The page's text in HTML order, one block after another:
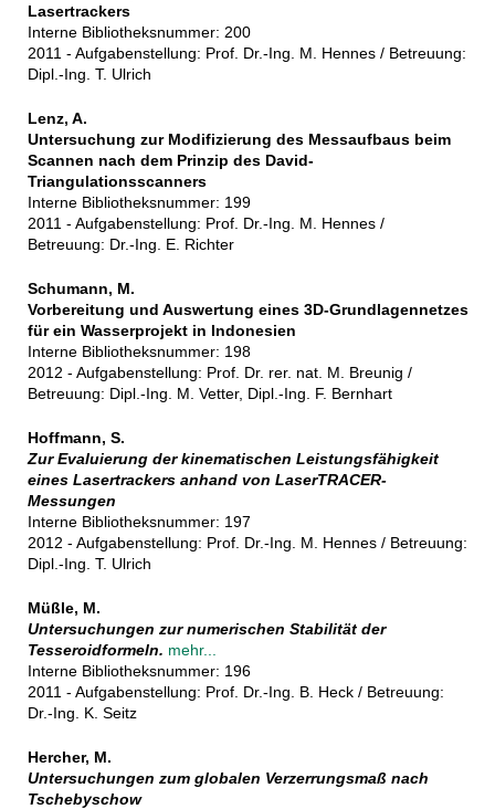
Lasertrackers
Interne Bibliotheksnummer: 200
2011 - Aufgabenstellung: Prof. Dr.-Ing. M. Hennes / Betreuung:
Dipl.-Ing. T. Ulrich
Lenz, A.
Untersuchung zur Modifizierung des Messaufbaus beim
Scannen nach dem Prinzip des David-
Triangulationsscanners
Interne Bibliotheksnummer: 199
2011 - Aufgabenstellung: Prof. Dr.-Ing. M. Hennes /
Betreuung: Dr.-Ing. E. Richter
Schumann, M.
Vorbereitung und Auswertung eines 3D-Grundlagennetzes
für ein Wasserprojekt in Indonesien
Interne Bibliotheksnummer: 198
2012 - Aufgabenstellung: Prof. Dr. rer. nat. M. Breunig /
Betreuung: Dipl.-Ing. M. Vetter, Dipl.-Ing. F. Bernhart
Hoffmann, S.
Zur Evaluierung der kinematischen Leistungsfähigkeit
eines Lasertrackers anhand von LaserTRACER-
Messungen
Interne Bibliotheksnummer: 197
2012 - Aufgabenstellung: Prof. Dr.-Ing. M. Hennes / Betreuung:
Dipl.-Ing. T. Ulrich
Müßle, M.
Untersuchungen zur numerischen Stabilität der
Tesseroidformeln. mehr...
Interne Bibliotheksnummer: 196
2011 - Aufgabenstellung: Prof. Dr.-Ing. B. Heck / Betreuung:
Dr.-Ing. K. Seitz
Hercher, M.
Untersuchungen zum globalen Verzerrungsmaß nach
Tschebyschow